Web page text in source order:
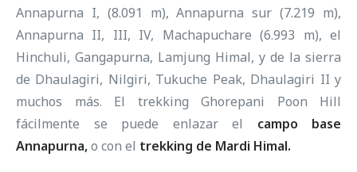
Annapurna I, (8.091 m), Annapurna sur (7.219 m),
Annapurna II, III, IV, Machapuchare (6.993 m), el
Hinchuli, Gangapurna, Lamjung Himal, y de la sierra
de Dhaulagiri, Nilgiri, Tukuche Peak, Dhaulagiri II y
muchos más. El trekking Ghorepani Poon Hill
fácilmente se puede enlazar el campo base
Annapurna,o con el trekking de Mardi Himal.